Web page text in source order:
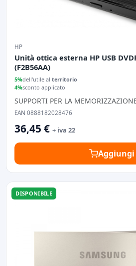
HP
Unità ottica esterna HP USB
(F2B56AA)
5%dell'utile al territorio
4%sconto applicato
SUPPORTI PER LA
EAN 0888182028476
36,45 € + iva 22
Aggiungi
DISPONIBILE